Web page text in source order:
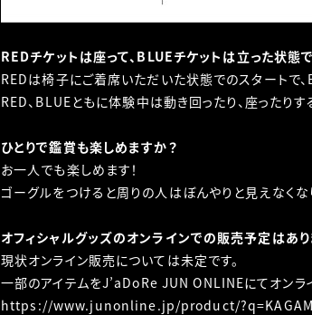
REDチケットは座って、BLUEチケットは立った状態
REDは椅子にご着席いただいた状態でのスタートで
RED、BLUEともに体験中は動き回ったり、座ったりす
ひとりで鑑賞も楽しめますか？
お一人でも楽しめます！
ゴーグルをつけると周りの人はぼんやりと見えなくな
オフィシャルグッズのオンラインでの販売予定はあり
現状オンライン販売については未定です。
一部のアイテムをJ’aDoRe JUN ONLINEにてオンラ
https://www.junonline.jp/product/